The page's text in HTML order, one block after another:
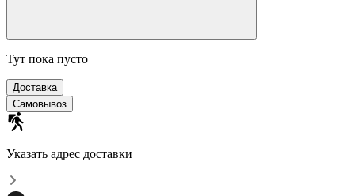
Тут пока пусто
Доставка
Самовывоз
Указать адрес доставки